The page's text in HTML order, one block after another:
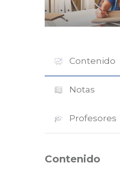
Contenido
Notas
Profesores
Contenido